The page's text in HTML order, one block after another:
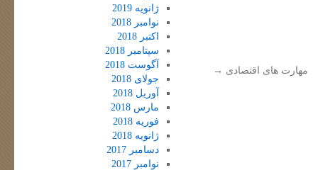
مهارت های اقتصادی →
ژانویه 2019
نوامبر 2018
اکتبر 2018
سپتامبر 2018
آگوست 2018
جولای 2018
آوریل 2018
مارس 2018
فوریه 2018
ژانویه 2018
دسامبر 2017
نوامبر 2017